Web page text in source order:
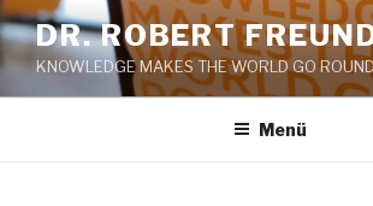
Zum
Inhalt
springen
DR. ROBERT
KNOWLEDGE MAKES THE WORLD GO
Menü